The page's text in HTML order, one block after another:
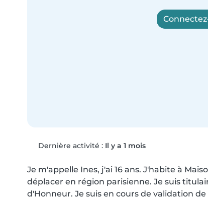
Dernière activité : Il y a 1 mois
Je m'appelle Ines, j'ai 16 ans. J'habite à
déplacer en région parisienne. Je suis
d'Honneur. Je suis en cours de validation